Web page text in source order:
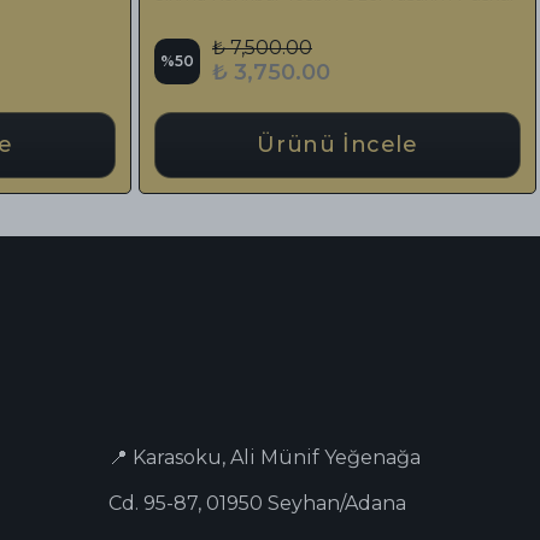
₺ 13,840.00
📍 Karasoku, Ali Münif Yeğenağa
Cd. 95-87, 01950 Seyhan/Adana